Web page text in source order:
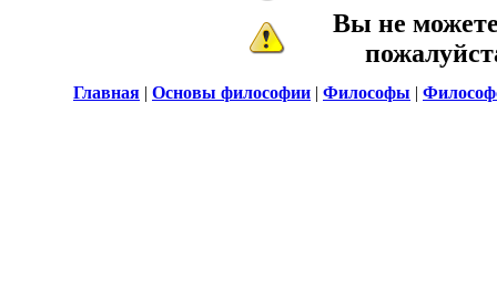
Вы не
Главная | Основы философии | Философы |